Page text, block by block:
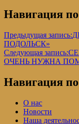
Навигация
Предыдущая запись:
ПОДОЛЬСК»
Следующая запись:
ОЧЕНЬ НУЖНА
Навигация
О нас
Новости
Наша